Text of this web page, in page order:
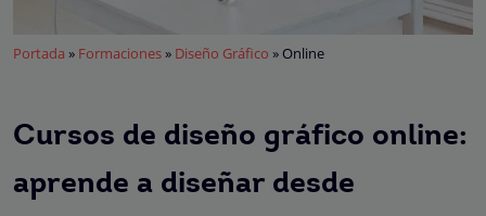
Portada » Formaciones» Diseño Gráfico » Online
Cursos de diseño gráfico online:
aprende a diseñar desde